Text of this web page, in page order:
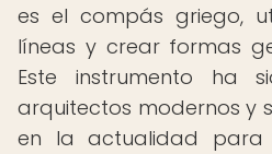
es el compás griego,
líneas y crear formas
Este instrumento ha
arquitectos modernos y
en la actualidad para